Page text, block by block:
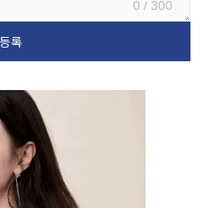
0 / 300